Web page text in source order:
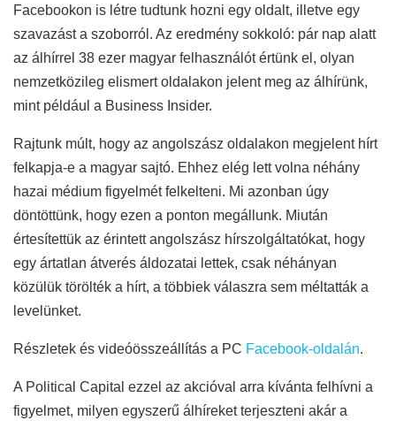
Facebookon is létre tudtunk hozni egy oldalt, illetve egy
szavazást a szoborról. Az eredmény sokkoló: pár nap alatt
az álhírrel 38 ezer magyar felhasználót értünk el, olyan
nemzetközileg elismert oldalakon jelent meg az álhírünk,
mint például a Business Insider.
Rajtunk múlt, hogy az angolszász oldalakon megjelent hírt
felkapja-e a magyar sajtó. Ehhez elég lett volna néhány
hazai médium figyelmét felkelteni. Mi azonban úgy
döntöttünk, hogy ezen a ponton megállunk. Miután
értesítettük az érintett angolszász hírszolgáltatókat, hogy
egy ártatlan átverés áldozatai lettek, csak néhányan
közülük törölték a hírt, a többiek válaszra sem méltatták a
levelünket.
Részletek és videóösszeállítás a PC Facebook-oldalán.
A Political Capital ezzel az akcióval arra kívánta felhívni a
figyelmet, milyen egyszerű álhíreket terjeszteni akár a